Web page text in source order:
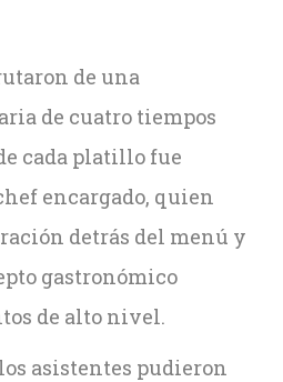
de una
de cuatro tiempos
cada platillo fue
encargado, quien
detrás del menú y
gastronómico
de alto nivel.
asistentes pudieron